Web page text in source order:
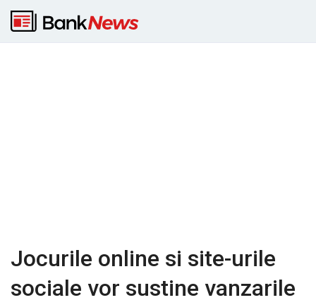
Jocurile online si site-urile
sociale vor sustine vanzarile